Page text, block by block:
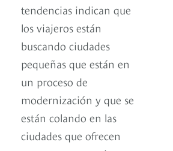
tendencias indican que
los viajeros están
buscando ciudades
pequeñas que están en
un proceso de
modernización y que se
están colando en las
ciudades que ofrecen